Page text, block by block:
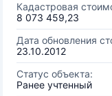
Кадастровая
8 073 459,23
Дата обновления
23.10.2012
Статус объекта:
Ранее учтенный